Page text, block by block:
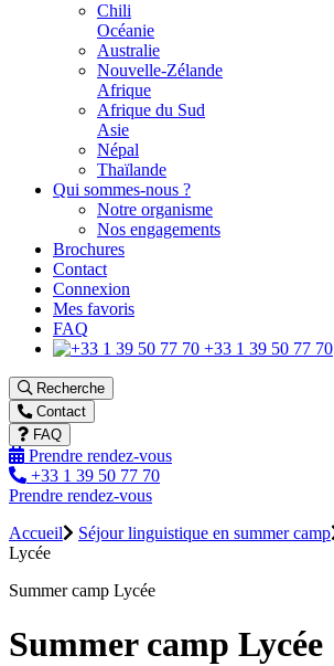
Chili
Océanie
Australie
Nouvelle-Zélande
Afrique
Afrique du Sud
Asie
Népal
Thaïlande
Qui sommes-nous ?
Notre organisme
Nos engagements
Brochures
Contact
Connexion
Mes favoris
FAQ
+33 1 39 50 77 70
Recherche
Contact
FAQ
Prendre rendez-vous
+33 1 39 50 77 70
Prendre rendez-vous
Accueil
Séjour linguistique en summer camp
Lycée
Summer camp Lycée
Summer camp Lycée